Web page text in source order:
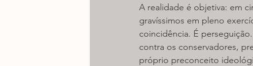
A realidade é objetiva: em
gravíssimos em pleno
coincidência. É
contra os conservadores,
próprio preconceito